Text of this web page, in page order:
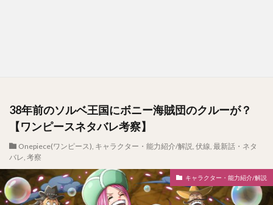
38年前のソルベ王国にボニー海賊団のクルーが？
【ワンピースネタバレ考察】
Onepiece(ワンピース), キャラクター・能力紹介/解説, 伏線, 最新話・ネタ
バレ, 考察
キャラクター・能力紹介/解説